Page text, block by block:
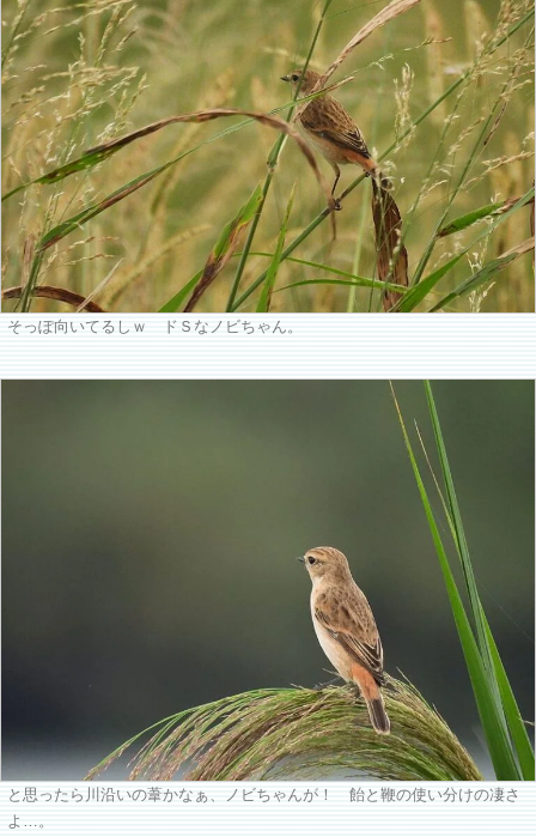
そっぽ向いてるしｗ ドＳなノビちゃん。
と思ったら川沿いの葦かなぁ、ノビちゃんが！ 飴と鞭の使い分けの凄さ
よ…。